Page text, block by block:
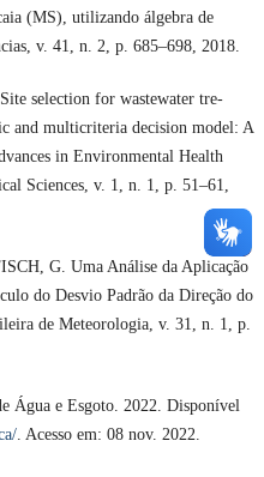
(MS), utilizando álgebra de
v. 41, n. 2, p. 685–698, 2018.
selection for wastewater tre-
and multicriteria decision model: A
in Environmental Health
Sciences, v. 1, n. 1, p. 51–61,
G. Uma Análise da Aplicação
do Desvio Padrão da Direção do
de Meteorologia, v. 31, n. 1, p.
Água e Esgoto. 2022. Disponível
. Acesso em: 08 nov. 2022.